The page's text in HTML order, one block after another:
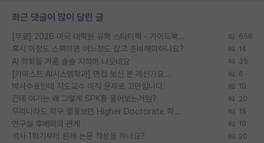
최근 댓글이 많이 달린 글
[무료] 2026 미국 대학원 유학 스타터팩 - 가이드북 & 합격자 컨택메일 템플릿 656
혹시 이정도 스펙이면 어느정도 잡고 준비해야하나요? 14
AI 학회들 거품 슬슬 지적이 나오네요 35
[카이스트 AI시스템학과] 면접 보신 분 계신가요... 6
박사수료인데 지도교수 이직 문제로 고민입니다. 10
근데 여기는 왜 그렇게 SPK를 물어보는거임? 20
우리나라도 학구 열풍보면 Higher Doctorate 학위가 필요하다고 봅니다. 15
연구실 후배와의 관계 10
석사 1학기부터 원래 논문 작성을 하나요? 20